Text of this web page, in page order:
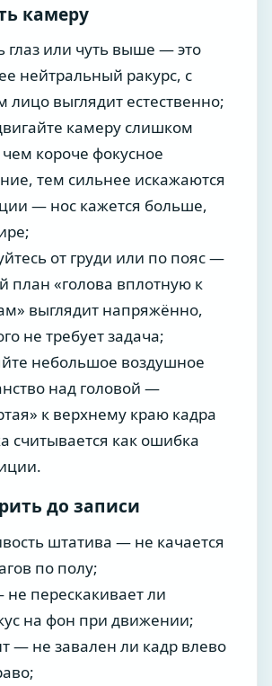
камеру
глаз или чуть выше — это
нейтральный ракурс, с
лицо выглядит естественно;
камеру слишком
чем короче фокусное
тем сильнее искажаются
— нос кажется больше,
от груди или по пояс —
план «голова вплотную к
выглядит напряжённо,
не требует задача;
небольшое воздушное
над головой —
к верхнему краю кадра
считывается как ошибка
до записи
штатива — не качается
по полу;
не перескакивает ли
на фон при движении;
— не завален ли кадр влево